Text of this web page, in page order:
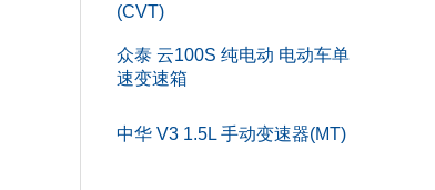
(CVT)
众泰 云100S 纯电动 电动车单
速变速箱
中华 V3 1.5L 手动变速器(MT)